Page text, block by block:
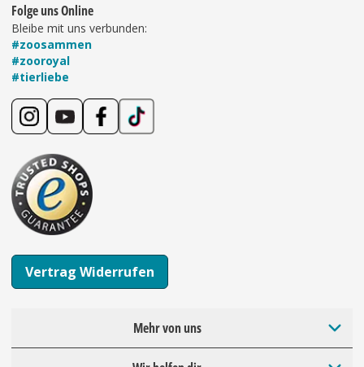
Folge uns Online
Bleibe mit uns verbunden:
#zoosammen
#zooroyal
#tierliebe
Vertrag Widerrufen
Mehr von uns